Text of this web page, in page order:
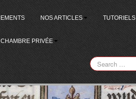
NOS ARTICLES TUTORIELS
CHAMBRE PRIVÉE